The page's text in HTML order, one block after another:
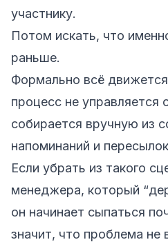
участнику.
Потом искать, что
раньше.
Формально всё
процесс не управляется
собирается вручную из
напоминаний и
Если убрать из такого
менеджера, который
он начинает сыпаться
значит, что проблема не